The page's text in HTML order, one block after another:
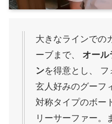
大きなラインでの
ーブまで、 オール
ンを得意とし、
玄人好みのグーフ
対称タイプのボー
リーサーファー。